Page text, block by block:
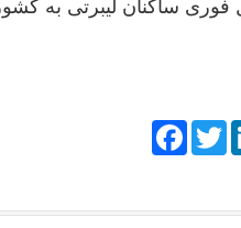
فوری ساکنان لیبرتی به
FacebookTwitter